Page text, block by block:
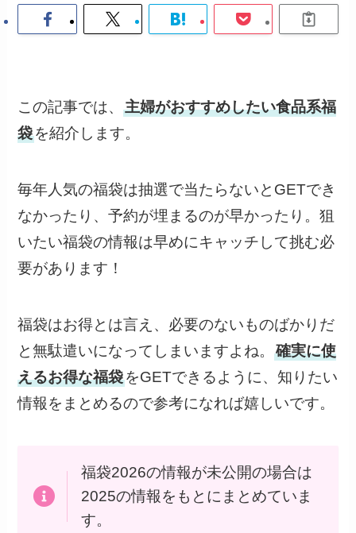
この記事では、主婦がおすすめしたい食品系福
袋を紹介します。
毎年人気の福袋は抽選で当たらないとGETでき
なかったり、予約が埋まるのが早かったり。狙
いたい福袋の情報は早めにキャッチして挑む必
要があります！
福袋はお得とは言え、必要のないものばかりだ
と無駄遣いになってしまいますよね。確実に使
えるお得な福袋をGETできるように、知りたい
情報をまとめるので参考になれば嬉しいです。
福袋2026の情報が未公開の場合は
2025の情報をもとにまとめていま
す。